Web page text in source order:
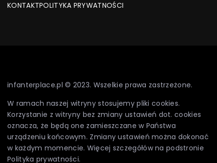
KONTAKTPOLITYKA PRYWATNOŚCI
infanterplace.pl © 2023. Wszelkie prawa zastrzeżone.
W ramach naszej witryny stosujemy pliki cookies.
Korzystanie z witryny bez zmiany ustawień dot. cookies
oznacza, że będą one zamieszczane w Państwa
urządzeniu końcowym. Zmiany ustawień można dokonać
w każdym momencie. Więcej szczegółów na podstronie
Polityka prywatności.